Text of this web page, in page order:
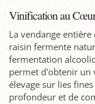
Vinification au
La vendange
raisin fermente
fermentation
permet d'obtenir un
élevage sur lies
profondeur et de